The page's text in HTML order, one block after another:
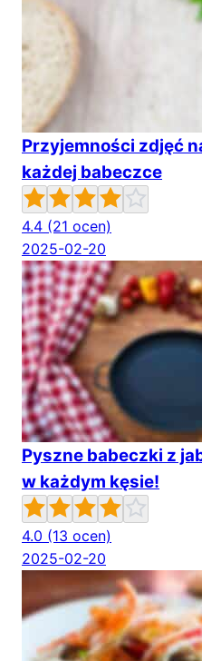
Przyjemności zdjęć
każdej babeczce
4.4 (21 ocen)
2025-02-20
Pyszne babeczki z
w każdym kęsie!
4.0 (13 ocen)
2025-02-20